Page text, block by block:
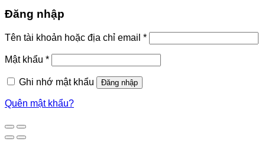
Đăng nhập
Tên tài khoản hoặc địa chỉ email *
Mật khẩu *
Ghi nhớ mật khẩu Đăng nhập
Quên mật khẩu?